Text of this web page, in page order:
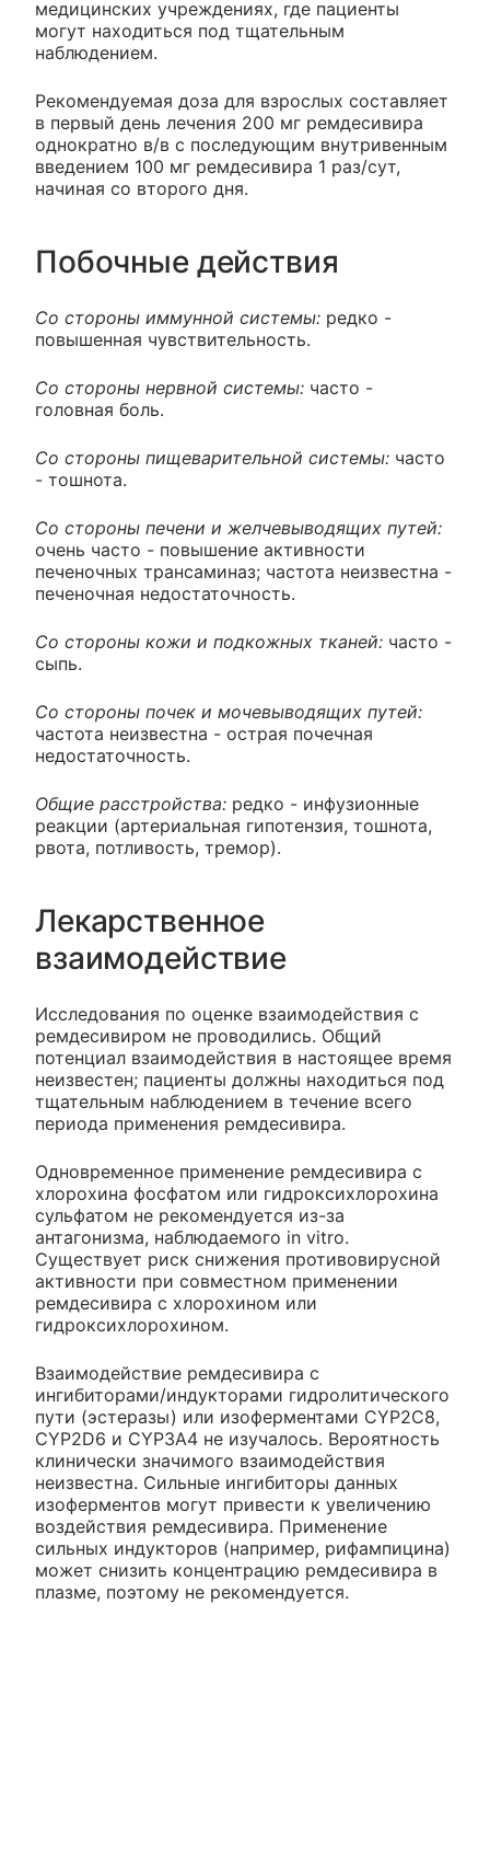
медицинских учреждениях, где пациенты
могут находиться под тщательным
наблюдением.
Рекомендуемая доза для взрослых составляет
в первый день лечения 200 мг ремдесивира
однократно в/в с последующим внутривенным
введением 100 мг ремдесивира 1 раз/сут,
начиная со второго дня.
Побочные действия
Со стороны иммунной системы: редко -
повышенная чувствительность.
Со стороны нервной системы: часто -
головная боль.
Со стороны пищеварительной системы: часто
- тошнота.
Со стороны печени и желчевыводящих путей:
очень часто - повышение активности
печеночных трансаминаз; частота неизвестна -
печеночная недостаточность.
Со стороны кожи и подкожных тканей: часто -
сыпь.
Со стороны почек и мочевыводящих путей:
частота неизвестна - острая почечная
недостаточность.
Общие расстройства: редко - инфузионные
реакции (артериальная гипотензия, тошнота,
рвота, потливость, тремор).
Лекарственное
взаимодействие
Исследования по оценке взаимодействия с
ремдесивиром не проводились. Общий
потенциал взаимодействия в настоящее время
неизвестен; пациенты должны находиться под
тщательным наблюдением в течение всего
периода применения ремдесивира.
Одновременное применение ремдесивира с
хлорохина фосфатом или гидроксихлорохина
сульфатом не рекомендуется из-за
антагонизма, наблюдаемого in vitro.
Существует риск снижения противовирусной
активности при совместном применении
ремдесивира с хлорохином или
гидроксихлорохином.
Взаимодействие ремдесивира с
ингибиторами/индукторами гидролитического
пути (эстеразы) или изоферментами CYP2C8,
CYP2D6 и CYP3A4 не изучалось. Вероятность
клинически значимого взаимодействия
неизвестна. Сильные ингибиторы данных
изоферментов могут привести к увеличению
воздействия ремдесивира. Применение
сильных индукторов (например, рифампицина)
может снизить концентрацию ремдесивира в
плазме, поэтому не рекомендуется.